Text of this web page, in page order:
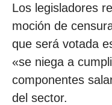
Los legisladores
moción de
que será votada
«se niega a
componentes
del sector.